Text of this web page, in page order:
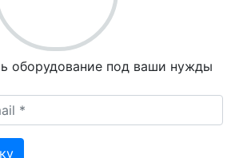
оборудование под ваши нужды